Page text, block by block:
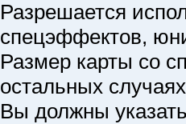
Разрешается
спецэффектов,
Размер карты со
остальных
Вы должны